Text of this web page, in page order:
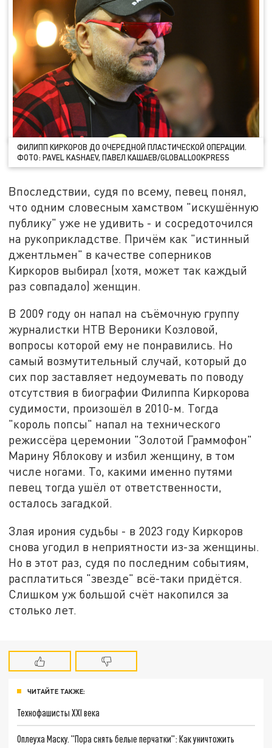
ФИЛИПП КИРКОРОВ ДО ОЧЕРЕДНОЙ ПЛАСТИЧЕСКОЙ ОПЕРАЦИИ.
ФОТО: PAVEL KASHAEV, ПАВЕЛ КАШАЕВ/GLOBALLOOKPRESS
Впоследствии, судя по всему, певец понял,
что одним словесным хамством "искушённую
публику" уже не удивить - и сосредоточился
на рукоприкладстве. Причём как "истинный
джентльмен" в качестве соперников
Киркоров выбирал (хотя, может так каждый
раз совпадало) женщин.
В 2009 году он напал на съёмочную группу
журналистки НТВ Вероники Козловой,
вопросы которой ему не понравились. Но
самый возмутительный случай, который до
сих пор заставляет недоумевать по поводу
отсутствия в биографии Филиппа Киркорова
судимости, произошёл в 2010-м. Тогда
"король попсы" напал на технического
режиссёра церемонии "Золотой Граммофон"
Марину Яблокову и избил женщину, в том
числе ногами. То, какими именно путями
певец тогда ушёл от ответственности,
осталось загадкой.
Злая ирония судьбы - в 2023 году Киркоров
снова угодил в неприятности из-за женщины.
Но в этот раз, судя по последним событиям,
расплатиться "звезде" всё-таки придётся.
Слишком уж большой счёт накопился за
столько лет.
ЧИТАЙТЕ ТАКЖЕ:
Технофашисты XXI века
Оплеуха Маску. "Пора снять белые перчатки": Как уничтожить